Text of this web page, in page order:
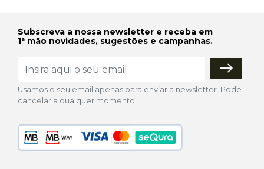
Subscreva a nossa newsletter e receba em
1ª mão novidades, sugestões e campanhas.
Usamos o seu email apenas para enviar a newsletter. Pode
cancelar a qualquer momento.